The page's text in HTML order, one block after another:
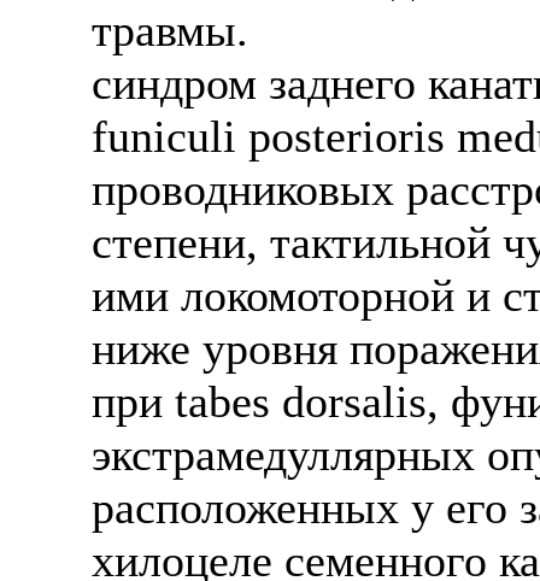
травмы.
синдром заднего
funiculi posterioris
проводниковых
степени, тактильной
ими локомоторной и
ниже уровня
при tabes dorsalis,
экстрамедуллярных
расположенных у его
хилоцеле семенного